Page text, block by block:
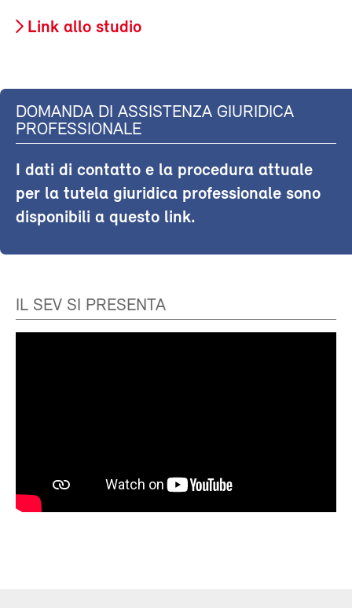
Link allo studio
DOMANDA DI ASSISTENZA GIURIDICA
PROFESSIONALE
I dati di contatto e la procedura attuale
per la tutela giuridica professionale sono
disponibili a questo link.
IL SEV SI PRESENTA